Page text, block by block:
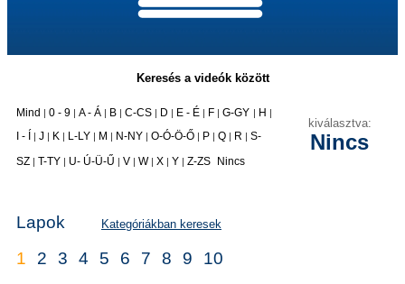
Keresés a videók között
Mind | 0 - 9 | A - Á | B | C-CS | D | E - É | F | G-GY | H |
I - Í | J | K | L-LY | M | N-NY | O-Ó-Ö-Ő | P | Q | R | S-
SZ | T-TY | U- Ú-Ü-Ű | V | W | X | Y | Z-ZS Nincs
kiválasztva:
Nincs
Lapok Kategóriákban keresek
1 2 3 4 5 6 7 8 9
10